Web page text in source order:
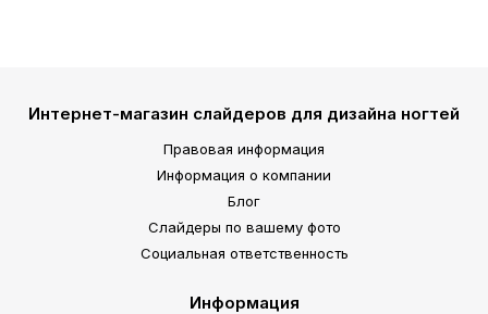
Интернет-магазин слайдеров для дизайна ногтей
Правовая информация
Информация о компании
Блог
Слайдеры по вашему фото
Социальная ответственность
Информация